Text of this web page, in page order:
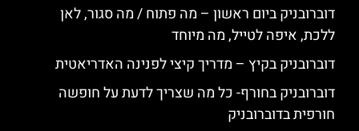
דוברובניק ביום ראשון – מה פתוח / מה סגור, לאן
ללכת, איפה לטייל, מה מיוחד
דוברובניק בקיץ – מדריך קיצי לפנינה האדריאטית
דוברובניק בחורף- כל מה שצריך לדעת על חופשה
חורפית בדוברובניק